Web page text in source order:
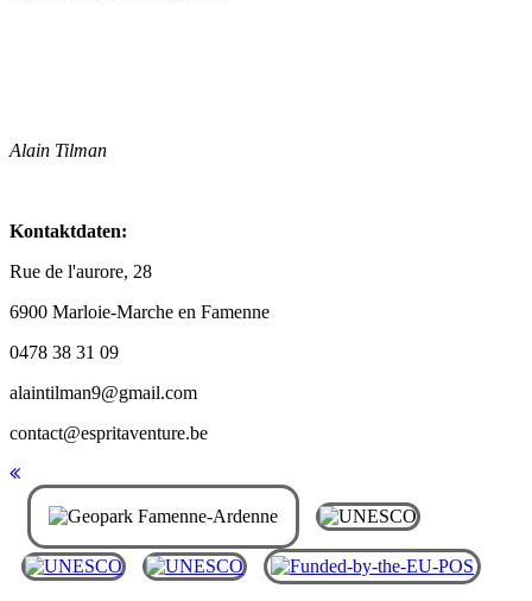
Alain Tilman
Kontaktdaten:
Rue de l'aurore, 28
6900 Marloie-Marche en Famenne
0478 38 31 09
alaintilman9@gmail.com
contact@espritaventure.be